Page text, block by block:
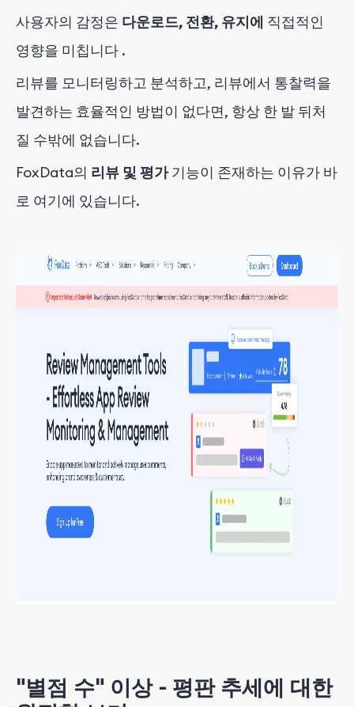
사용자의 감정은 다운로드, 전환, 유지에 직접적인
영향을 미칩니다 .
리뷰를 모니터링하고 분석하고, 리뷰에서 통찰력을
발견하는 효율적인 방법이 없다면, 항상 한 발 뒤처
질 수밖에 없습니다.
FoxData의 리뷰 및 평가기능이 존재하는 이유가 바
로 여기에 있습니다.
"별점 수" 이상 - 평판 추세에 대한